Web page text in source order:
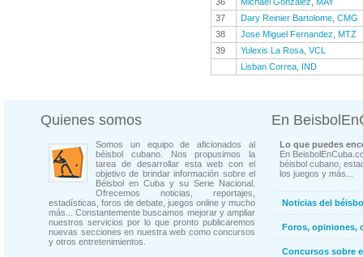
37
Dary Reinier Bartolome CMG
38
Jose Miguel Fernandez
MTZ
39
Yulexis La Rosa VCL
Lisban Correa IND
Quienes somos
Somos un equipo de aficionados al
béisbol cubano. Nos propusimos la
tarea de desarrollar esta web con el
objetivo de brindar información sobre el
Béisbol en Cuba y su Serie Nacional.
Ofrecemos noticias, reportajes,
estadísticas, foros de debate, juegos online y mucho
más... Constantemente buscamos mejorar y ampliar
nuestros servicios por lo que pronto publicaremos
nuevas secciones en nuestra web como concursos
y otros entretenimientos.
En
Lo que puedes
En
béisbol cubano,
los juegos y más...
Noticias del
Foros, opiniones,
Concursos sobre